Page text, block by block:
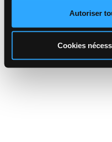
Autoriser
Cookies